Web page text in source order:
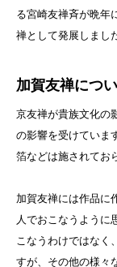
る宮崎友禅斉が晩年
禅として発展しまし
加賀友禅につ
京友禅が貴族文化の
の影響を受けていま
箔などは施されてお
加賀友禅には作品に
人でおこなうように
こなうわけではなく
すが、その他の様々